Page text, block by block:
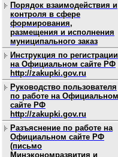
Порядок взаимодействия и
контроля в сфере
формирования,
размещения и исполнения
муниципального заказ
Инструкция по регистрации
на Официальном сайте РФ
http://zakupki.gov.ru
Руководство пользователя
по работе на Официальном
сайте РФ
http://zakupki.gov.ru
Разъяснение по работе на
Официальном сайте РФ
(письмо
Минэкономразвития и